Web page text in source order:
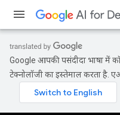
Google आपकी पसंदीदा भाषा में
टेक्नोलॉजी का इस्तेमाल करता है.